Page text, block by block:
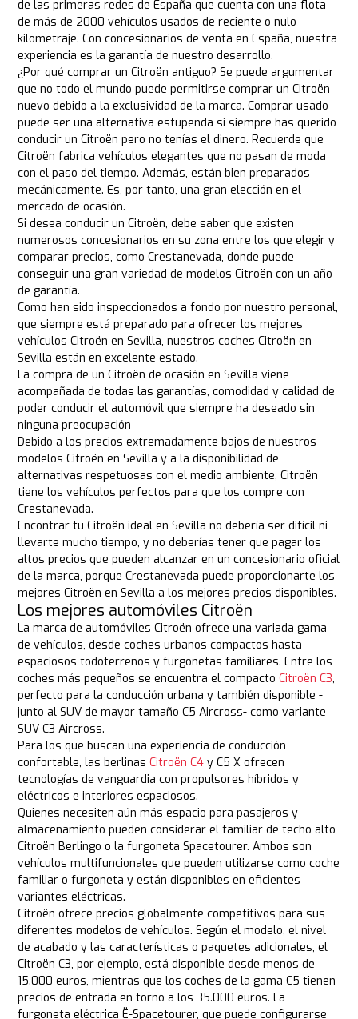
de las primeras redes de España que cuenta con una flota
de más de 2000 vehículos usados de reciente o nulo
kilometraje. Con concesionarios de venta en España, nuestra
experiencia es la garantía de nuestro desarrollo.
¿Por qué comprar un Citroën antiguo? Se puede argumentar
que no todo el mundo puede permitirse comprar un Citroën
nuevo debido a la exclusividad de la marca. Comprar usado
puede ser una alternativa estupenda si siempre has querido
conducir un Citroën pero no tenías el dinero. Recuerde que
Citroën fabrica vehículos elegantes que no pasan de moda
con el paso del tiempo. Además, están bien preparados
mecánicamente. Es, por tanto, una gran elección en el
mercado de ocasión.
Si desea conducir un Citroën, debe saber que existen
numerosos concesionarios en su zona entre los que elegir y
comparar precios, como Crestanevada, donde puede
conseguir una gran variedad de modelos Citroën con un año
de garantía.
Como han sido inspeccionados a fondo por nuestro personal,
que siempre está preparado para ofrecer los mejores
vehículos Citroën en Sevilla, nuestros coches Citroën en
Sevilla están en excelente estado.
La compra de un Citroën de ocasión en Sevilla viene
acompañada de todas las garantías, comodidad y calidad de
poder conducir el automóvil que siempre ha deseado sin
ninguna preocupación
Debido a los precios extremadamente bajos de nuestros
modelos Citroën en Sevilla y a la disponibilidad de
alternativas respetuosas con el medio ambiente, Citroën
tiene los vehículos perfectos para que los compre con
Crestanevada.
Encontrar tu Citroën ideal en Sevilla no debería ser difícil ni
llevarte mucho tiempo, y no deberías tener que pagar los
altos precios que pueden alcanzar en un concesionario oficial
de la marca, porque Crestanevada puede proporcionarte los
mejores Citroën en Sevilla a los mejores precios disponibles.
Los mejores automóviles Citroën
La marca de automóviles Citroën ofrece una variada gama
de vehículos, desde coches urbanos compactos hasta
espaciosos todoterrenos y furgonetas familiares. Entre los
coches más pequeños se encuentra el compactoCitroën C3,
perfecto para la conducción urbana y también disponible -
junto al SUV de mayor tamaño C5 Aircross- como variante
SUV C3 Aircross.
Para los que buscan una experiencia de conducción
confortable, las berlinasCitroën C4 y C5 X ofrecen
tecnologías de vanguardia con propulsores híbridos y
eléctricos e interiores espaciosos.
Quienes necesiten aún más espacio para pasajeros y
almacenamiento pueden considerar el familiar de techo alto
Citroën Berlingo o la furgoneta Spacetourer. Ambos son
vehículos multifuncionales que pueden utilizarse como coche
familiar o furgoneta y están disponibles en eficientes
variantes eléctricas.
Citroën ofrece precios globalmente competitivos para sus
diferentes modelos de vehículos. Según el modelo, el nivel
de acabado y las características o paquetes adicionales, el
Citroën C3, por ejemplo, está disponible desde menos de
15.000 euros, mientras que los coches de la gama C5 tienen
precios de entrada en torno a los 35.000 euros. La
furgoneta eléctrica Ë-Spacetourer, que puede configurarse